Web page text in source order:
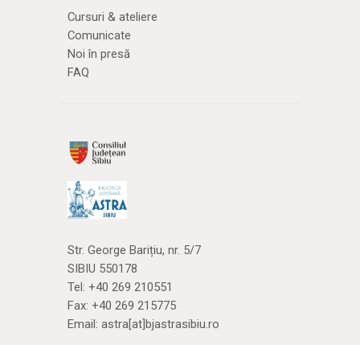
Cursuri & ateliere
Comunicate
Noi în presă
FAQ
Str. George Barițiu, nr. 5/7
SIBIU 550178
Tel: +40 269 210551
Fax: +40 269 215775
Email: astra[at]bjastrasibiu.ro